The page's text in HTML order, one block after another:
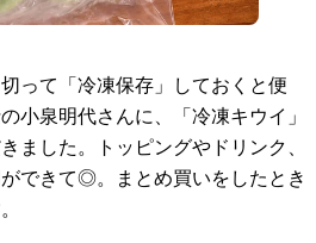
って「冷凍保存」しておくと便
小泉明代さんに、「冷凍キウイ」
ました。トッピングやドリンク、
できて◎。まとめ買いをしたとき